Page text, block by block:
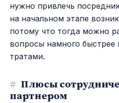
нужно привлечь
на начальном этапе
потому что тогда можно
вопросы намного
тратами.
# Плюсы
партнером